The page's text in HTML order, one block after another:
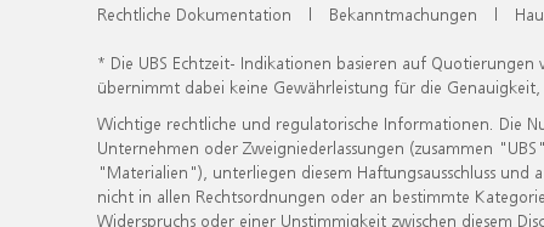
Rechtliche Dokumentation | Bekanntmachungen |
* Die UBS Echtzeit- Indikationen basieren auf
übernimmt dabei keine Gewährleistung für die
Wichtige rechtliche und regulatorische Informationen. Die
Unternehmen oder Zweigniederlassungen (zusammen
"Materialien"), unterliegen diesem Haftungsausschluss
nicht in allen Rechtsordnungen oder an bestimmte
Widerspruchs oder einer Unstimmigkeit zwischen diesem